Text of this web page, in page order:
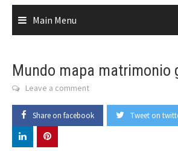
Main Menu
Mundo mapa matrimonio
Leave a comment
Share on facebook Tweet on